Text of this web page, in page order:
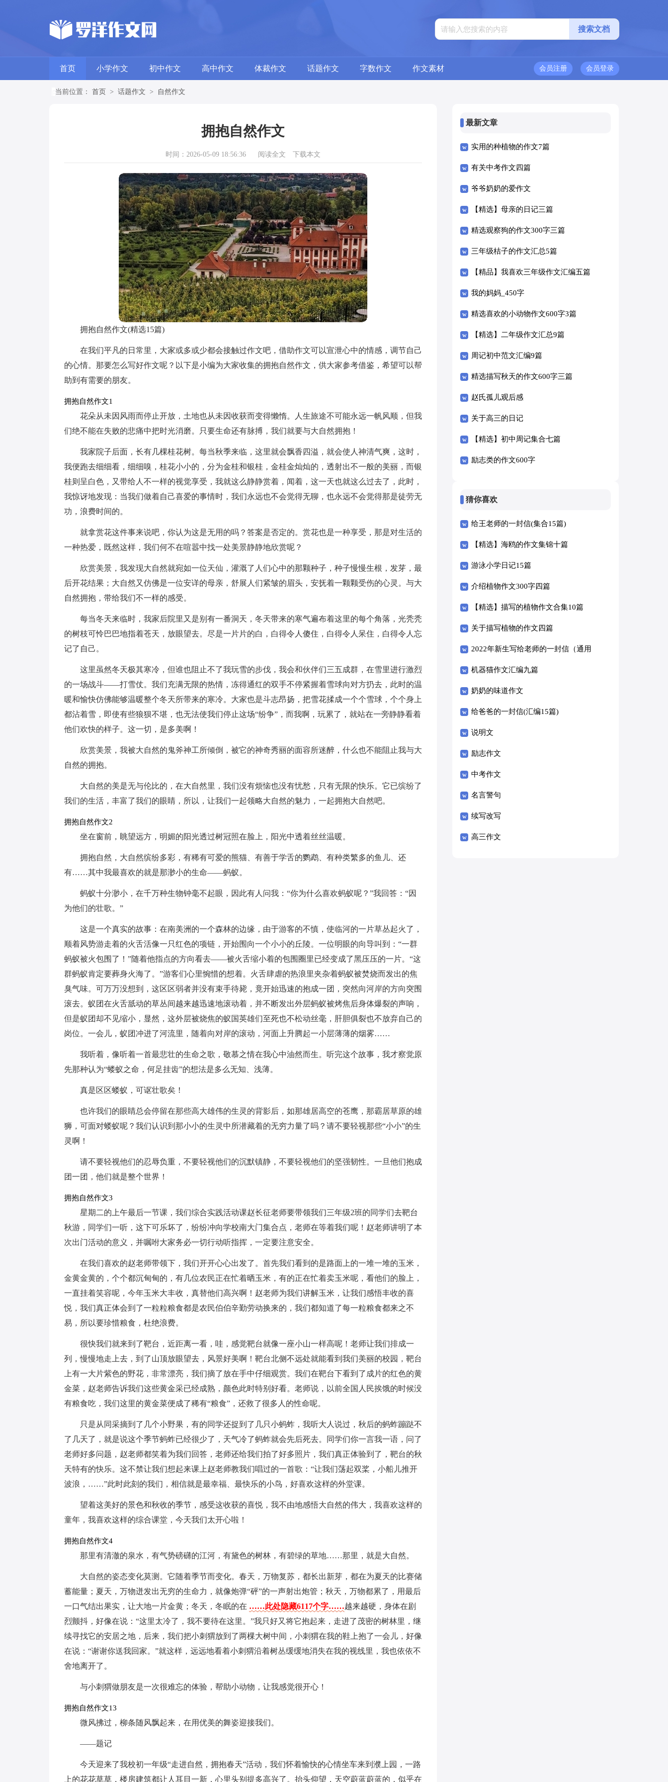
首页 小学作文 初中作文 高中作文 体裁作文 话题作文 字数作文 作文素材 会员登录
会员注册
当前位置： 首页 > 话题作文 > 自然作文
拥抱自然作文
时间：2026-05-09 18:56:36 阅读全文 下载本文
拥抱自然作文(精选15篇)
在我们平凡的日常里，大家或多或少都会接触过作文吧，借助作文可以宣泄心中的情感，调节自己
的心情。那要怎么写好作文呢？以下是小编为大家收集的拥抱自然作文，供大家参考借鉴，希望可以帮
助到有需要的朋友。
拥抱自然作文1
花朵从未因风雨而停止开放，土地也从未因收获而变得懒惰。人生旅途不可能永远一帆风顺，但我
们绝不能在失败的悲痛中把时光消磨。只要生命还有脉搏，我们就要与大自然拥抱！
我家院子后面，长有几棵桂花树。每当秋季来临，这里就会飘香四溢，就会使人神清气爽，这时，
我便跑去细细看，细细嗅，桂花小小的，分为金桂和银桂，金桂金灿灿的，透射出不一般的美丽，而银
桂则呈白色，又带给人不一样的视觉享受，我就这么静静赏着，闻着，这一天也就这么过去了，此时，
我惊讶地发现：当我们做着自己喜爱的事情时，我们永远也不会觉得无聊，也永远不会觉得那是徒劳无
功，浪费时间的。
就拿赏花这件事来说吧，你认为这是无用的吗？答案是否定的。赏花也是一种享受，那是对生活的
一种热爱，既然这样，我们何不在喧嚣中找一处美景静静地欣赏呢？
欣赏美景，我发现大自然就宛如一位天仙，灌溉了人们心中的那颗种子，种子慢慢生根，发芽，最
后开花结果；大自然又仿佛是一位安详的母亲，舒展人们紧皱的眉头，安抚着一颗颗受伤的心灵。与大
自然拥抱，带给我们不一样的感受。
每当冬天来临时，我家后院里又是别有一番洞天，冬天带来的寒气遍布着这里的每个角落，光秃秃
的树枝可怜巴巴地指着苍天，放眼望去。尽是一片片的白，白得令人傻住，白得令人呆住，白得令人忘
记了自己。
这里虽然冬天极其寒冷，但谁也阻止不了我玩雪的步伐，我会和伙伴们三五成群，在雪里进行激烈
的一场战斗——打雪仗。我们充满无限的热情，冻得通红的双手不停紧握着雪球向对方扔去，此时的温
暖和愉快仿佛能够温暖整个冬天所带来的寒冷。大家也是斗志昂扬，把雪花揉成一个个雪球，个个身上
都沾着雪，即使有些狼狈不堪，也无法使我们停止这场“纷争”，而我啊，玩累了，就站在一旁静静看着
他们欢快的样子。这一切，是多美啊！
欣赏美景，我被大自然的鬼斧神工所倾倒，被它的神奇秀丽的面容所迷醉，什么也不能阻止我与大
自然的拥抱。
大自然的美是无与伦比的，在大自然里，我们没有烦恼也没有忧愁，只有无限的快乐。它已缤纷了
我们的生活，丰富了我们的眼睛，所以，让我们一起领略大自然的魅力，一起拥抱大自然吧。
拥抱自然作文2
坐在窗前，眺望远方，明媚的阳光透过树冠照在脸上，阳光中透着丝丝温暖。
拥抱自然，大自然缤纷多彩，有稀有可爱的熊猫、有善于学舌的鹦鹉、有种类繁多的鱼儿、还
有……其中我最喜欢的就是那渺小的生命——蚂蚁。
蚂蚁十分渺小，在千万种生物钟毫不起眼，因此有人问我：“你为什么喜欢蚂蚁呢？”我回答：“因
为他们的壮歌。”
这是一个真实的故事：在南美洲的一个森林的边缘，由于游客的不慎，使临河的一片草丛起火了，
顺着风势游走着的火舌活像一只红色的项链，开始围向一个小小的丘陵。一位明眼的向导叫到：“一群
蚂蚁被火包围了！”随着他指点的方向看去——被火舌缩小着的包围圈里已经变成了黑压压的一片。“这
群蚂蚁肯定要葬身火海了。”游客们心里惋惜的想着。火舌肆虐的热浪里夹杂着蚂蚁被焚烧而发出的焦
臭气味。可万万没想到，这区区弱者并没有束手待毙，竟开始迅速的抱成一团，突然向河岸的方向突围
滚去。蚁团在火舌舐动的草丛间越来越迅速地滚动着，并不断发出外层蚂蚁被烤焦后身体爆裂的声响，
但是蚁团却不见缩小，显然，这外层被烧焦的蚁国英雄们至死也不松动丝毫，肝胆俱裂也不放弃自己的
岗位。一会儿，蚁团冲进了河流里，随着向对岸的滚动，河面上升腾起一小层薄薄的烟雾……
我听着，像听着一首最悲壮的生命之歌，敬慕之情在我心中油然而生。听完这个故事，我才察觉原
先那种认为“蝼蚁之命，何足挂齿”的想法是多么无知、浅薄。
真是区区蝼蚁，可讴壮歌矣！
也许我们的眼睛总会停留在那些高大雄伟的生灵的背影后，如那雄居高空的苍鹰，那霸居草原的雄
狮，可面对蝼蚁呢？我们认识到那小小的生灵中所潜藏着的无穷力量了吗？请不要轻视那些“小小”的生
灵啊！
请不要轻视他们的忍辱负重，不要轻视他们的沉默镇静，不要轻视他们的坚强韧性。一旦他们抱成
团一团，他们就是整个世界！
拥抱自然作文3
星期二的上午最后一节课，我们综合实践活动课赵长征老师要带领我们三年级2班的同学们去靶台
秋游，同学们一听，这下可乐坏了，纷纷冲向学校南大门集合点，老师在等着我们呢！赵老师讲明了本
次出门活动的意义，并嘱咐大家务必一切行动听指挥，一定要注意安全。
在我们喜欢的赵老师带领下，我们开开心心出发了。首先我们看到的是路面上的一堆一堆的玉米，
金黄金黄的，个个都沉甸甸的，有几位农民正在忙着晒玉米，有的正在忙着卖玉米呢，看他们的脸上，
一直挂着笑容呢，今年玉米大丰收，真替他们高兴啊！赵老师为我们讲解玉米，让我们感悟丰收的喜
悦，我们真正体会到了一粒粒粮食都是农民伯伯辛勤劳动换来的，我们都知道了每一粒粮食都来之不
易，所以要珍惜粮食，杜绝浪费。
很快我们就来到了靶台，近距离一看，哇，感觉靶台就像一座小山一样高呢！老师让我们排成一
列，慢慢地走上去，到了山顶放眼望去，风景好美啊！靶台北侧不远处就能看到我们美丽的校园，靶台
上有一大片紫色的野花，非常漂亮，我们摘了放在手中仔细观赏。我们在靶台下看到了成片的红色的黄
金菜，赵老师告诉我们这些黄金采已经成熟，颜色此时特别好看。老师说，以前全国人民挨饿的时候没
有粮食吃，我们这里的黄金菜便成了稀有“粮食”，还救了很多人的性命呢。
只是从同采摘到了几个小野果，有的同学还捉到了几只小蚂蚱，我听大人说过，秋后的蚂蚱蹦跶不
了几天了，就是说这个季节蚂蚱已经很少了，天气冷了蚂蚱就会先后死去。同学们你一言我一语，问了
老师好多问题，赵老师都笑着为我们回答，老师还给我们拍了好多照片，我们真正体验到了，靶台的秋
天特有的快乐。这不禁让我们想起来课上赵老师教我们唱过的一首歌：“让我们荡起双桨，小船儿推开
波浪，……”此时此刻的我们，相信就是最幸福、最快乐的小鸟，好喜欢这样的外堂课。
望着这美好的景色和秋收的季节，感受这收获的喜悦，我不由地感悟大自然的伟大，我喜欢这样的
童年，我喜欢这样的综合课堂，今天我们太开心啦！
拥抱自然作文4
那里有清澈的泉水，有气势磅礴的江河，有黛色的树林，有碧绿的草地……那里，就是大自然。
大自然的姿态变化莫测。它随着季节而变化。春天，万物复苏，都长出新芽，都在为夏天的比赛储
蓄能量；夏天，万物迸发出无穷的生命力，就像炮弹“砰”的一声射出炮管；秋天，万物都累了，用最后
一口气结出果实，让大地一片金黄；冬天，冬眠的在 ……此处隐藏6117个字……越来越硬，身体在剧
烈颤抖，好像在说：“这里太冷了，我不要待在这里。”我只好又将它抱起来，走进了茂密的树林里，继
续寻找它的安居之地，后来，我们把小刺猬放到了两棵大树中间，小刺猬在我的鞋上抱了一会儿，好像
在说：“谢谢你送我回家。”就这样，远远地看着小刺猬沿着树丛缓缓地消失在我的视线里，我也依依不
舍地离开了。
与小刺猬做朋友是一次很难忘的体验，帮助小动物，让我感觉很开心！
拥抱自然作文13
微风拂过，柳条随风飘起来，在用优美的舞姿迎接我们。
——题记
今天迎来了我校初一年级“走进自然，拥抱春天”活动，我们怀着愉快的心情坐车来到濮上园，一路
上的花花草草，楼房建筑都让人耳目一新，心里头别提多高兴了。抬头仰望，天空蔚蓝蔚蓝的，似乎在
最新文章
实用的种植物的作文7篇
有关中考作文四篇
爷爷奶奶的爱作文
【精选】母亲的日记三篇
精选观察狗的作文300字三篇
三年级桔子的作文汇总5篇
【精品】我喜欢三年级作文汇编五篇
我的妈妈_450字
精选喜欢的小动物作文600字3篇
【精选】二年级作文汇总9篇
周记初中范文汇编9篇
精选描写秋天的作文600字三篇
赵氏孤儿观后感
关于高三的日记
【精选】初中周记集合七篇
励志类的作文600字
猜你喜欢
给王老师的一封信(集合15篇)
【精选】海鸥的作文集锦十篇
游泳小学日记15篇
介绍植物作文300字四篇
【精选】描写的植物作文合集10篇
关于描写植物的作文四篇
2022年新生写给老师的一封信（通用
8篇）
机器猫作文汇编九篇
奶奶的味道作文
给爸爸的一封信(汇编15篇)
说明文
励志作文
中考作文
名言警句
续写改写
高三作文